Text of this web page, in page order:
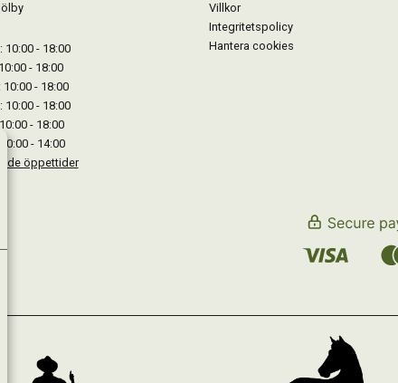
10:00 - 18:00
- 18:00
- 18:00
10:00 - 18:00
- 18:00
- 14:00
öppettider
Villkor
Integritetspolicy
Hantera cookies